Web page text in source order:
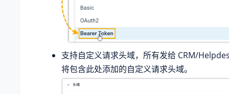
支持自定义请求头域，所有发给 CRM/
将包含此处添加的自定义请求头域。